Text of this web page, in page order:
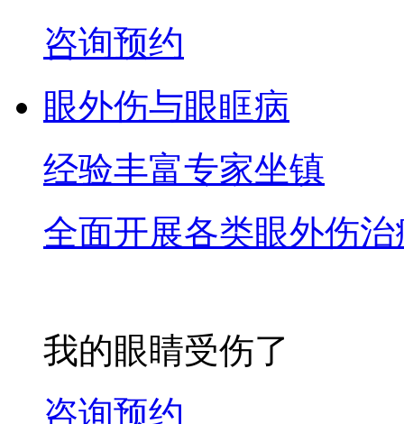
咨询预约
眼外伤与眼眶病
经验丰富专家坐镇
全面开展各类眼外伤治
我的眼睛受伤了
咨询预约